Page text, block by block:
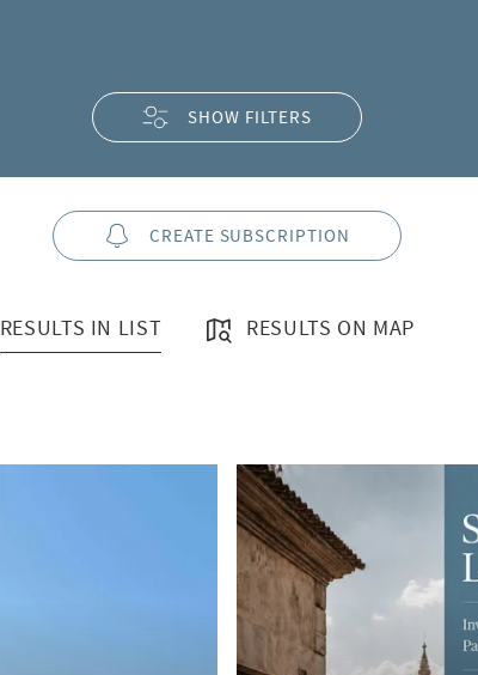
SHOW FILTERS
CREATE SUBSCRIPTION
RESULTS IN LIST RESULTS ON MAP